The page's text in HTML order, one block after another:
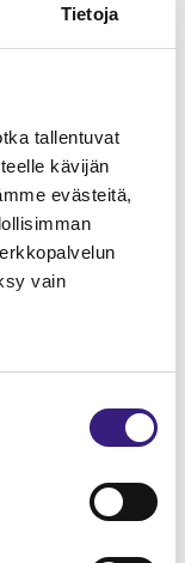
Tietoja
tallentuvat
kävijän
evästeitä,
vain
perusteet